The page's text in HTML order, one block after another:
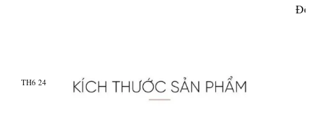
TH6 24